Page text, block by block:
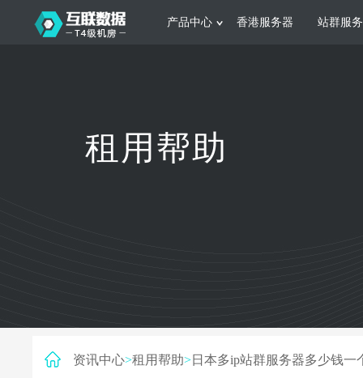
产品中心
日本服务器 新加坡服务器
香港服务器 站群服
根据不同规模的网站提供可定制化的架
构和 一站式协助租用帮助
资讯中心>租用帮助>日本多ip站群服务器多少钱一